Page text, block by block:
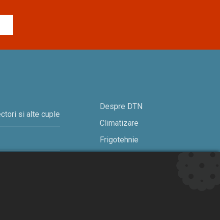
si alte cuple
Despre DTN
Climatizare
Frigotehnie